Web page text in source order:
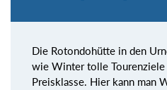
Die Rotondohütte in den
wie Winter tolle Tourenziele
Preisklasse. Hier kann man